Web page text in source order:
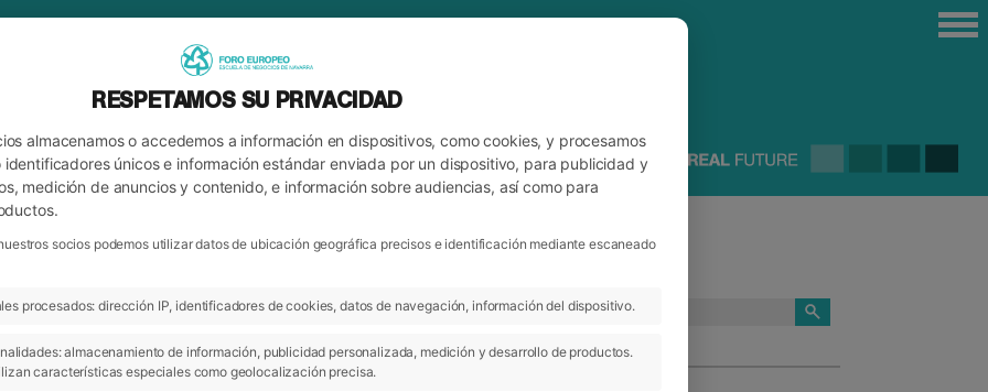
ARCHIVO CATEGORÍAS
RESPETAMOS SU PRIVACIDAD
almacenamos o accedemos a información en dispositivos, como cookies, y procesamos
únicos e información estándar enviada por un dispositivo, para publicidad y
medición de anuncios y contenido, e información sobre audiencias, así como para
socios podemos utilizar datos de ubicación geográfica precisos e identificación mediante escaneado
procesados: dirección IP, identificadores de cookies, datos de navegación, información del dispositivo.
almacenamiento de información, publicidad personalizada, medición y desarrollo de productos.
características especiales como geolocalización precisa.